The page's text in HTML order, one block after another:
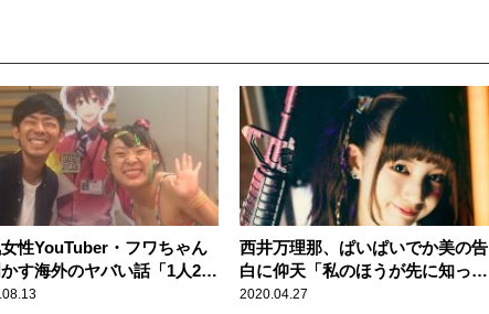
女性YouTuber・フワちゃん
す海外のヤバい話「1人250
屋に泊まったら……」
西井万理那、ぱいぱいでか美の告
白に仰天「私のほうが先に知って
た…」
2020.04.27